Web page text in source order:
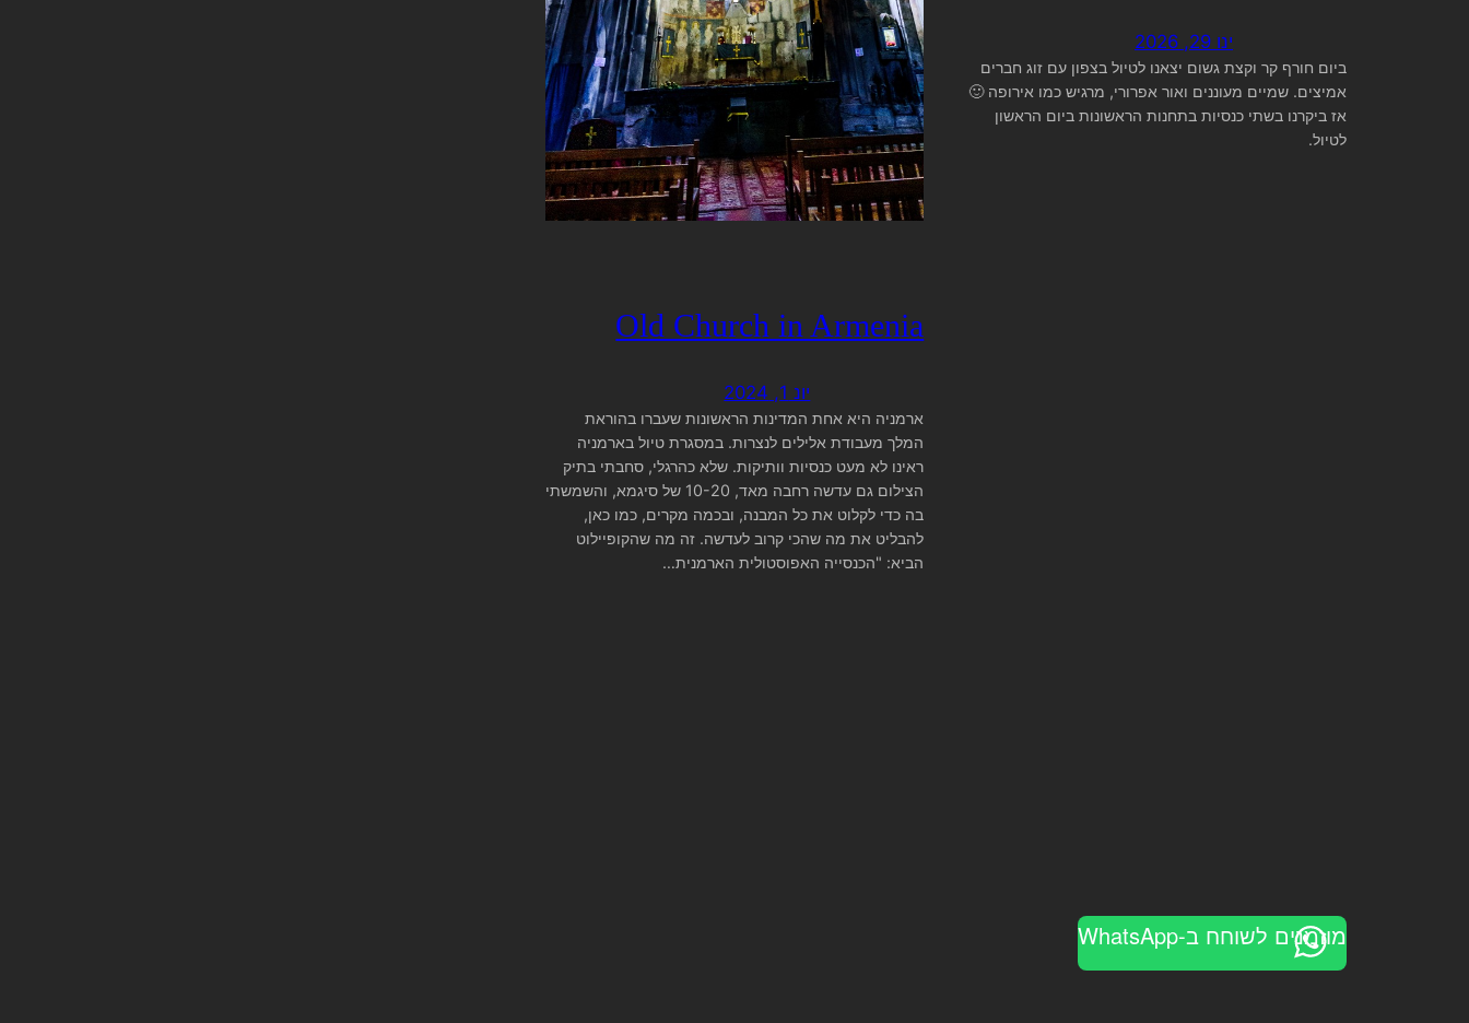
ינו 29, 2026
ביום חורף קר וקצת גשום יצאנו לטיול בצפון עם זוג חברים
אמיצים. שמיים מעוננים ואור אפרורי, מרגיש כמו אירופה 🙂
אז ביקרנו בשתי כנסיות בתחנות הראשונות ביום הראשון
לטיול.
Old Church in Armenia
יונ 1, 2024
ארמניה היא אחת המדינות הראשונות שעברו בהוראת
המלך מעבודת אלילים לנצרות. במסגרת טיול בארמניה
ראינו לא מעט כנסיות וותיקות. שלא כהרגלי, סחבתי בתיק
הצילום גם עדשה רחבה מאד, 10-20 של סיגמא, והשמשתי
בה כדי לקלוט את כל המבנה, ובכמה מקרים, כמו כאן,
להבליט את מה שהכי קרוב לעדשה. זה מה שהקופיילוט
הביא: "הכנסייה האפוסטולית הארמנית…
מוזמנים לשוחח ב-WhatsApp